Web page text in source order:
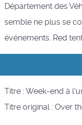
Département des
semble ne plus se
événements. Red
Titre : Week-end à
Titre original : Over